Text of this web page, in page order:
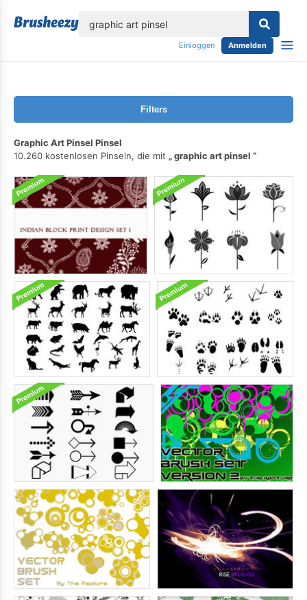
Einloggen Anmelden
Filters
Graphic Art Pinsel Pinsel
10.260 kostenlosen Pinseln, die mit
graphic art pinsel